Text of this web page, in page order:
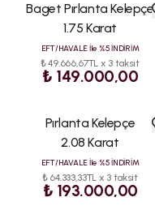
Baget Pırlanta Kelepçe
1.75 Karat
EFT/HAVALE İle %5 İNDİRİM
₺ 49.666,67TL x 3 taksit
₺ 149.000,00
Pırlanta Kelepçe
2.08 Karat
EFT/HAVALE İle %5 İNDİRİM
₺ 64.333,33TL x 3 taksit
₺ 193.000,00